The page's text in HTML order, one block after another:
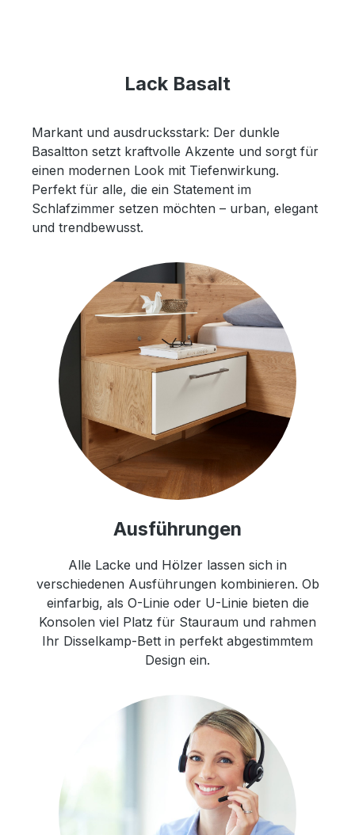
Lack Basalt
Markant und ausdrucksstark: Der dunkle
Basaltton setzt kraftvolle Akzente und sorgt für
einen modernen Look mit Tiefenwirkung.
Perfekt für alle, die ein Statement im
Schlafzimmer setzen möchten – urban, elegant
und trendbewusst.
Ausführungen
Alle Lacke und Hölzer lassen sich in
verschiedenen Ausführungen kombinieren. Ob
einfarbig, als O-Linie oder U-Linie bieten die
Konsolen viel Platz für Stauraum und rahmen
Ihr Disselkamp-Bett in perfekt abgestimmtem
Design ein.